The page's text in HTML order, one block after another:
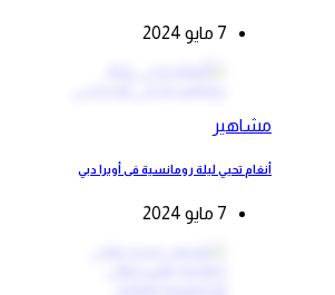
7 مايو 2024
مشاهير
أنغام تحيي ليلة رومانسية فى أوبرا دبي
7 مايو 2024